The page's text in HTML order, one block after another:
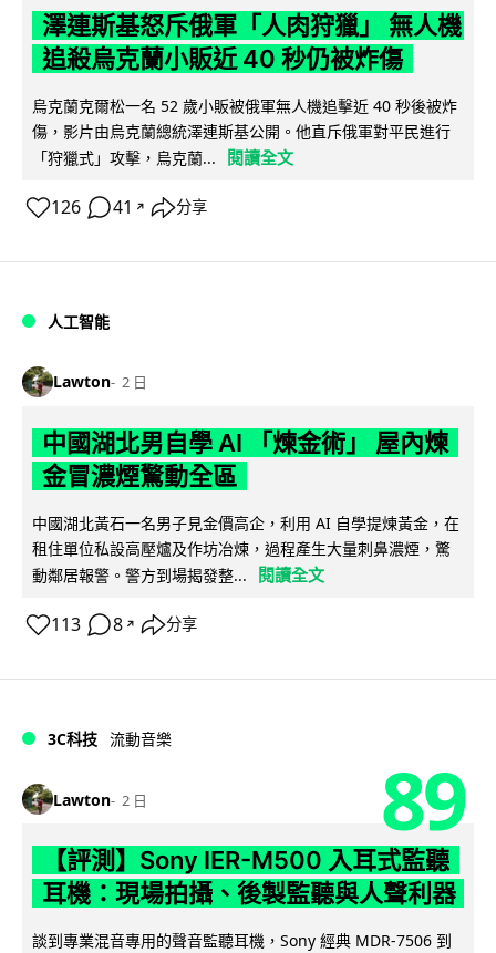
澤連斯基怒斥俄軍「人肉狩獵」 無人機
追殺烏克蘭小販近 40 秒仍被炸傷
烏克蘭克爾松一名 52 歲小販被俄軍無人機追擊近 40 秒後被炸
傷，影片由烏克蘭總統澤連斯基公開。他直斥俄軍對平民進行
「狩獵式」攻擊，烏克蘭...
閱讀全文
126 41 ↗ 分享
人工智能
Lawton 2 日
中國湖北男自學 AI 「煉金術」 屋內煉
金冒濃煙驚動全區
中國湖北黃石一名男子見金價高企，利用 AI 自學提煉黃金，在
租住單位私設高壓爐及作坊冶煉，過程產生大量刺鼻濃煙，驚
動鄰居報警。警方到場揭發整...
閱讀全文
113 8 ↗ 分享
3C科技 流動音樂
Lawton 2 日 89
【評測】Sony IER-M500 入耳式監聽
耳機：現場拍攝、後製監聽與人聲利器
談到專業混音專用的聲音監聽耳機，Sony 經典 MDR-7506 到